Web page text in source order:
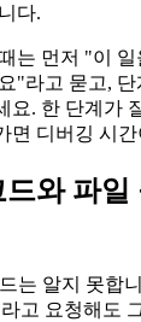
다.
는 먼저 "이
"라고 묻고,
요. 한 단계가
면 디버깅 시
와 파일
는 알지 못합
고 요청해도